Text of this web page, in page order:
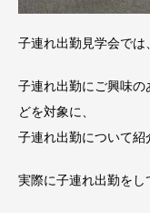
子連れ出勤見学会では
子連れ出勤にご興味
どを対象に、
子連れ出勤について紹
実際に子連れ出勤をし